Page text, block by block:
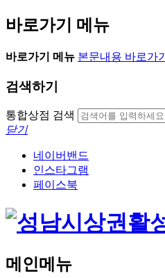
바로가기 메뉴
바로가기 메뉴 본문내용 바로가기
검색하기
통합상점 검색
닫기
네이버밴드
인스타그램
페이스북
메인메뉴